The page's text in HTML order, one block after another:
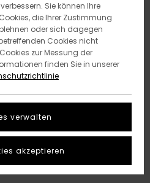
Sie können Ihre
die Ihrer Zustimmung
oder sich dagegen
Cookies nicht
zur Messung der
finden Sie in unserer
verwalten
akzeptieren